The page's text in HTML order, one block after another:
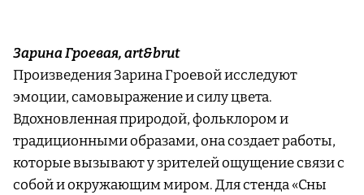
Зарина Гроевая, art&brut
Произведения Зарина Гроевой исследуют
эмоции, самовыражение и силу цвета.
Вдохновленная природой, фольклором и
традиционными образами, она создает работы,
которые вызывают у зрителей ощущение связи с
собой и окружающим миром. Для стенда «Сны